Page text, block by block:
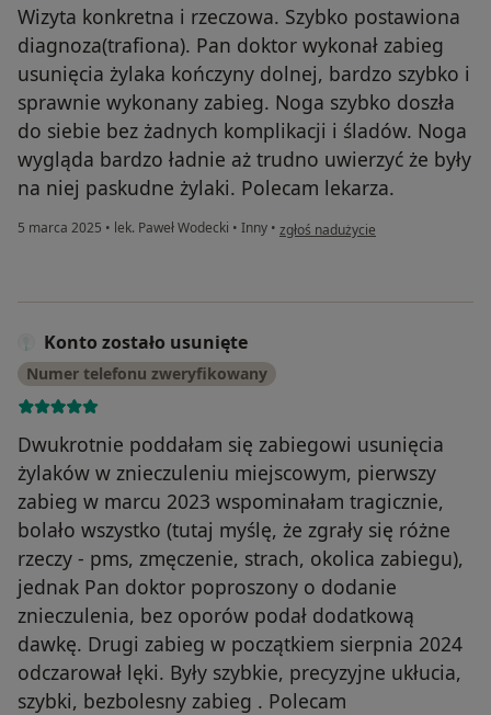
Wizyta konkretna i rzeczowa. Szybko postawiona
diagnoza(trafiona). Pan doktor wykonał zabieg
usunięcia żylaka kończyny dolnej, bardzo szybko i
sprawnie wykonany zabieg. Noga szybko doszła
do siebie bez żadnych komplikacji i śladów. Noga
wygląda bardzo ładnie aż trudno uwierzyć że były
na niej paskudne żylaki. Polecam lekarza.
5 marca 2025 • lek. Paweł Wodecki • Inny • w opinii użytkownika Pacjent
zgłoś nadużycie
Konto zostało usunięte
Numer telefonu zweryfikowany
Dwukrotnie poddałam się zabiegowi usunięcia
żylaków w znieczuleniu miejscowym, pierwszy
zabieg w marcu 2023 wspominałam tragicznie,
bolało wszystko (tutaj myślę, że zgrały się różne
rzeczy - pms, zmęczenie, strach, okolica zabiegu),
jednak Pan doktor poproszony o dodanie
znieczulenia, bez oporów podał dodatkową
dawkę. Drugi zabieg w początkiem sierpnia 2024
odczarował lęki. Były szybkie, precyzyjne ukłucia,
szybki, bezbolesny zabieg . Polecam